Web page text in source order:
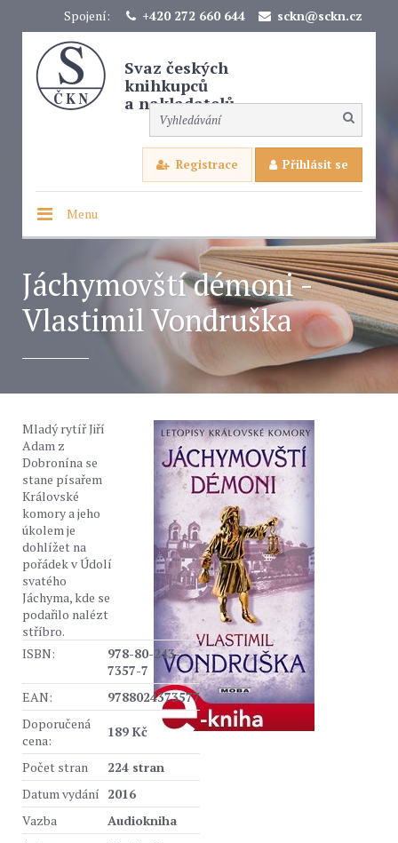
Spojení: +420 272 660 644 sckn@sckn.cz
Svaz českých
knihkupců
a nakladatelů
Registrace Přihlásit se
Menu
Jáchymovští démoni -
Vlastimil Vondruška
Mladý rytíř Jiří
Adam z
Dobronína se
stane písařem
Královské
komory a jeho
úkolem je
dohlížet na
pořádek v Údolí
svatého
Jáchyma, kde se
podařilo nalézt
stříbro.
ISBN:
978-80-243-
7357-7
EAN:
9788024373577
Doporučená
cena:
189 Kč
Počet stran
224 stran
Datum vydání 2016
Vazba
Audiokniha